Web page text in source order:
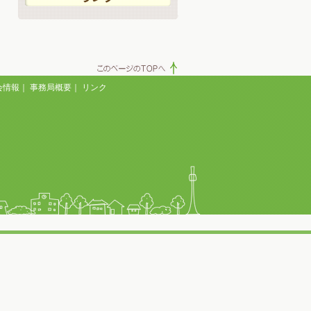
情報｜ 事務局概要｜ リンク